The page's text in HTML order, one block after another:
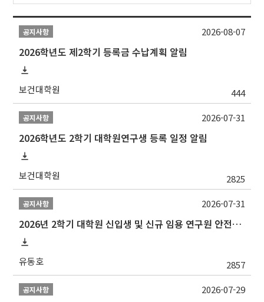
공지사항
2026학년도 제2학기 등록금 수납계획 알림
보건대학원 444
2026-08-07
공지사항
2026학년도 2학기 대학원연구생 등록 일정 알림
보건대학원 2825
2026-07-31
공지사항
2026년 2학기 대학원 신입생 및 신규 임용 연구원 안전환경교육(신규교육) 실시 안내
유동호 2857
2026-07-31
공지사항 2026-07-29